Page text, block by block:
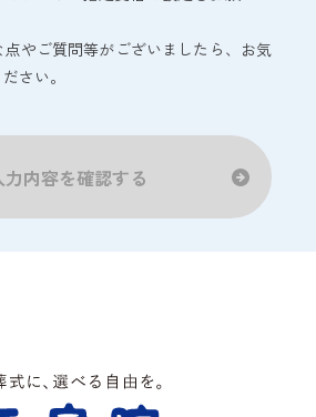
やご質問等がございましたら、お気
さい。